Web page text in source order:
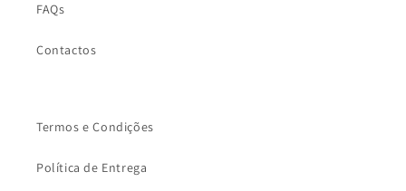
FAQs
Contactos
Termos e Condições
Política de Entrega